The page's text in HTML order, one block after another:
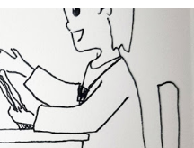
다. 행정복지센터에서는 - 금융재
있습니다. 나머지는 직접 해야
- 상속세, 취득세 신고 세무서, 시
험사 사망신고 당일에 끝낼 수
니다. [조회되는 것 vs 안되는